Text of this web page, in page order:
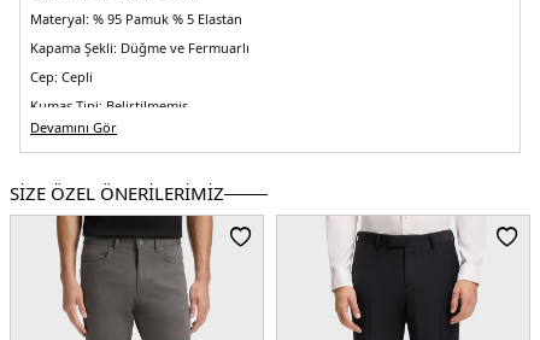
Materyal: % 95 Pamuk % 5 Elastan
Kapama Şekli: Düğme ve Fermuarlı
Cep: Cepli
Kumaş Tipi: Belirtilmemiş
Bel:Normal Bel
Paça Tipi:
Daralan Paça
Kalıp Bilgisi:Slim Fit
Yaş Grubu:Yetişkin
Menşei:
5DY150543883131.17
Devamını Gör
SİZE ÖZEL ÖNERİLERİMİZ